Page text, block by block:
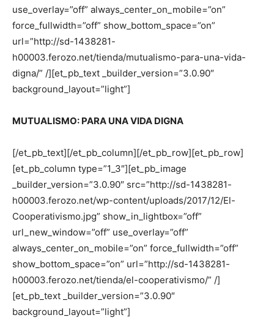
use_overlay=”off” always_center_on_mobile=”on”
force_fullwidth=”off” show_bottom_space=”on”
url=”http://sd-1438281-
h00003.ferozo.net/tienda/mutualismo-para-una-vida-
digna/” /][et_pb_text _builder_version=”3.0.90″
background_layout=”light”]
MUTUALISMO: PARA UNA VIDA DIGNA
[/et_pb_text][/et_pb_column][/et_pb_row][et_pb_row]
[et_pb_column type=”1_3″][et_pb_image
_builder_version=”3.0.90″ src=”http://sd-1438281-
h00003.ferozo.net/wp-content/uploads/2017/12/El-
Cooperativismo.jpg” show_in_lightbox=”off”
url_new_window=”off” use_overlay=”off”
always_center_on_mobile=”on” force_fullwidth=”off”
show_bottom_space=”on” url=”http://sd-1438281-
h00003.ferozo.net/tienda/el-cooperativismo/” /]
[et_pb_text _builder_version=”3.0.90″
background_layout=”light”]